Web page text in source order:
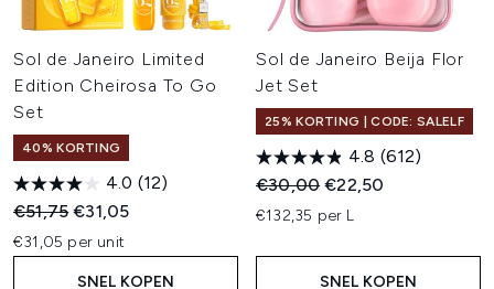
Sol de Janeiro Limited
Edition Cheirosa To Go
Set
40% KORTING
4.0 (12)
Recommended Retail Price:
€51,75Huidige prijs:
€31,05
€31,05 per unit
SNEL KOPEN
Sol de Janeiro Beija Flor
Jet Set
25% KORTING | CODE: SALELF
4.8 (612)
Recommended Retail Price:
€30,00Huidige prijs:
€22,50
€132,35 per L
SNEL KOPEN